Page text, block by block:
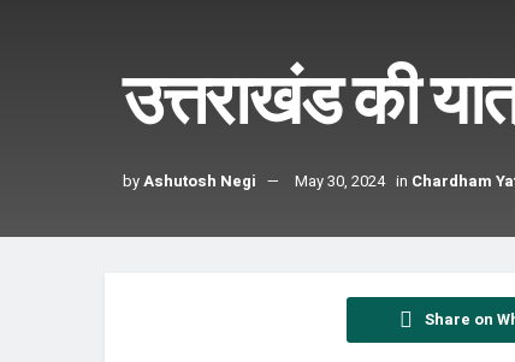
उत्तराखंड की
byAshutosh Negi May 30, 2024 in Chardham
Share on